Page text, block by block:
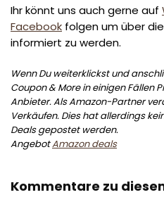
Ihr könnt uns auch gerne auf
Facebook folgen um über
informiert zu werden.
Wenn Du weiterklickst und
Coupon & More in einigen Fällen
Anbieter. Als Amazon-Partner
Verkäufen. Dies hat allerdings
Deals gepostet werden.
AngebotAmazon deals
Kommentare zu